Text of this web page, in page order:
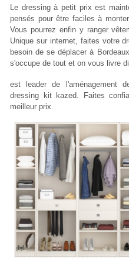
Le dressing à petit prix est
pensés pour être faciles à
Vous pourrez enfin y ranger
Unique sur internet, faites votre
besoin de se déplacer à
s'occupe de tout et on vous livre
est leader de l'aménagement
dressing kit kazed. Faites
meilleur prix.